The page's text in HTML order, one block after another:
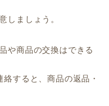
しましょう。
や商品の交換はできる
すると、商品の返品・